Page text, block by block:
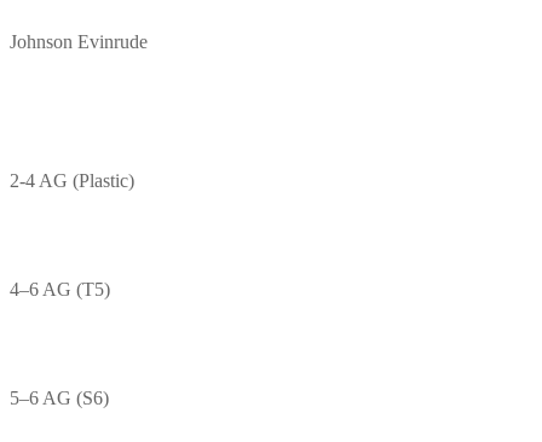
Johnson Evinrude
2-4 AG (Plastic)
4–6 AG (T5)
5–6 AG (S6)